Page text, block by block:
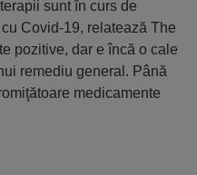
sunt în curs de
Covid-19, relatează The
pozitive, dar e încă o cale
remediu general. Până
medicamente